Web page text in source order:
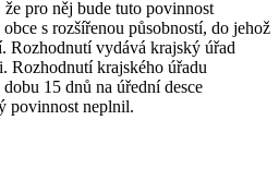
pro něj bude tuto povinnost
s rozšířenou působností, do jehož
Rozhodnutí vydává krajský úřad
Rozhodnutí krajského úřadu
15 dnů na úřední desce
povinnost neplnil.